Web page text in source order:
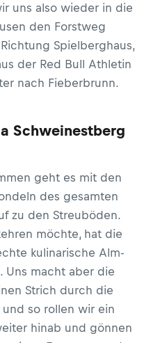
uns also wieder in die
den Forstweg
Spielberghaus,
der Red Bull Athletin
nach Fieberbrunn.
Schweinestberg
geht es mit den
des gesamten
zu den Streuböden.
möchte, hat die
kulinarische Alm-
Uns macht aber die
Strich durch die
so rollen wir ein
hinab und gönnen